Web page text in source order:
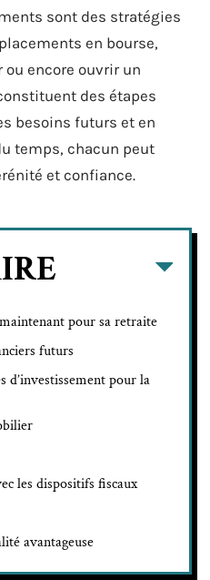
sont des stratégies
en bourse,
encore ouvrir un
des étapes
besoins futurs et en
temps, chacun peut
et confiance.
pour sa retraite
futurs
d’investissement pour la
les dispositifs fiscaux
avantageuse